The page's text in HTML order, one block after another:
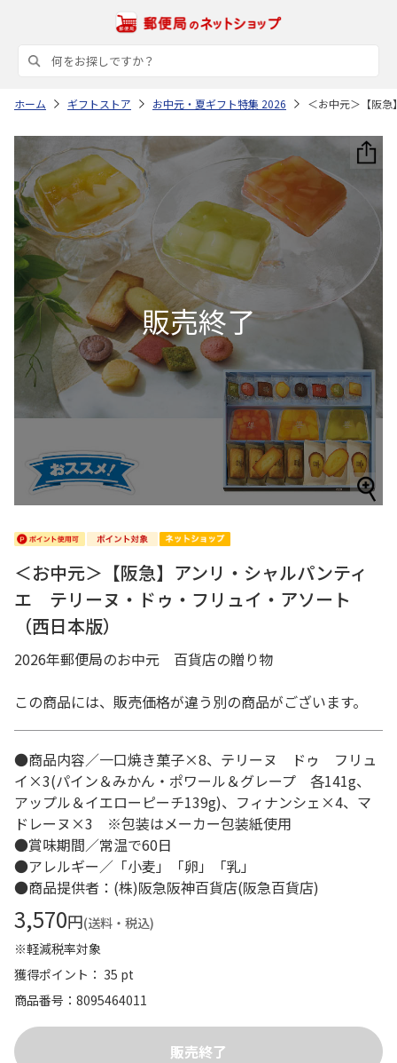
ホーム ギフトストア お中元・夏ギフト特集 2026 ＜お中元＞【阪
＜お中元＞【阪急】アンリ・シャルパンティ
エ テリーヌ・ドゥ・フリュイ・アソート
（西日本版）
2026年郵便局のお中元 百貨店の贈り物
この商品には、販売価格が違う別の商品がございます。
●商品内容／一口焼き菓子×8、テリーヌ ドゥ フリュ
イ×3(パイン＆みかん・ポワール＆グレープ 各141g、
アップル＆イエローピーチ139g)、フィナンシェ×4、マ
ドレーヌ×3 ※包装はメーカー包装紙使用
●賞味期間／常温で60日
●アレルギー／「小麦」「卵」「乳」
●商品提供者：(株)阪急阪神百貨店(阪急百貨店)
3,570円(送料・税込)
※軽減税率対象
獲得ポイント： 35 pt
商品番号
8095464011